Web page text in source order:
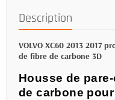
Description
VOLVO XC60 2013 2017
de fibre de carbone 3D
Housse de
de carbone